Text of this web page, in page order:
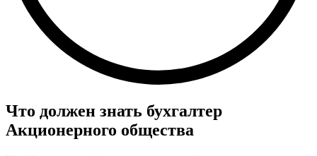
Что должен знать бухгалтер
Акционерного общества